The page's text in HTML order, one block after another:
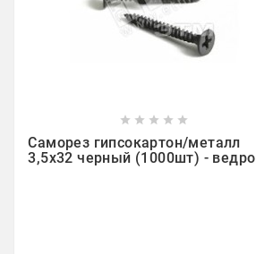
    
Саморез гипсокартон/металл
3,5х32 черный (1000шт) - ведро